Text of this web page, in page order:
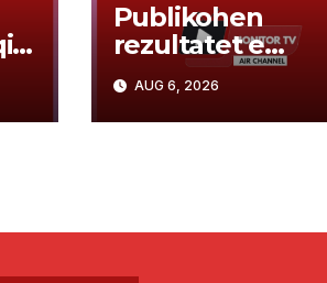
Publikohen
rezultatet e
maturës
nota mesatare
AUG 6, 2026